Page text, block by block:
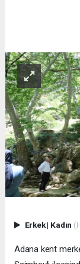
Erkek| Kadın
Adana kent